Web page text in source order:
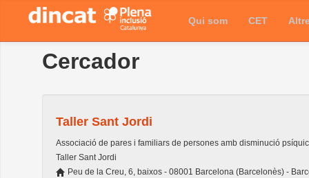
Qui som CET
Cercador
Taller Sant Jordi
Associació de pares i familiars de persones amb disminució
Taller Sant Jordi
Peu de la Creu, 6, baixos - 08001 Barcelona (Barcelonès) -